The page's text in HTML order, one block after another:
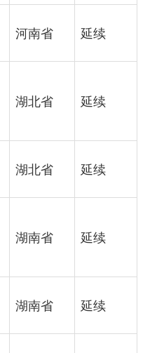
河南省 延续
湖北省 延续
湖北省 延续
湖南省 延续
湖南省 延续